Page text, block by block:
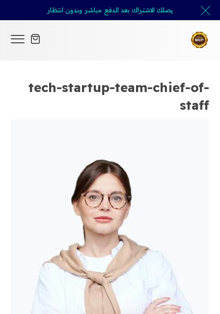
يصلك الاشتراك بعد الدفع مباشر وبدون انتظار
tech-startup-team-chief-of-
staff